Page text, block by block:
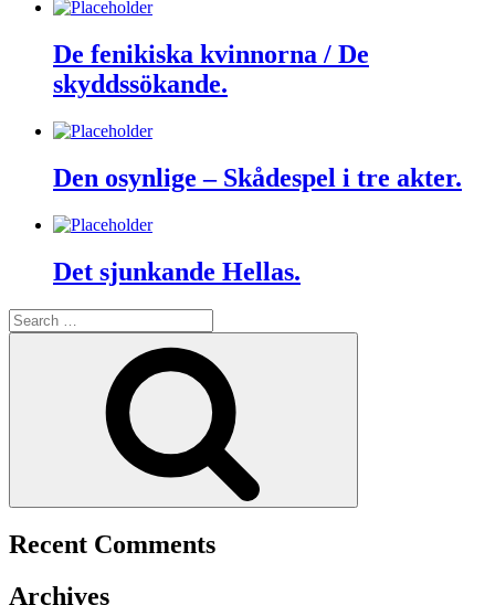
De fenikiska kvinnorna / De
skyddssökande.
Den osynlige – Skådespel i tre akter.
Det sjunkande Hellas.
Search
for:
Recent Comments
Archives